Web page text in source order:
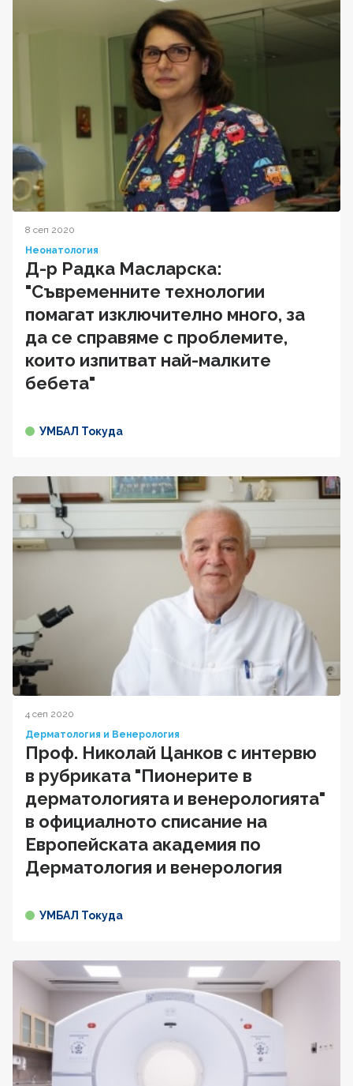
8 сеп 2020
Неонатология
Д-р Радка Масларска:
"Съвременните технологии
помагат изключително много, за
да се справяме с проблемите,
които изпитват най-малките
бебета"
УМБАЛ Токуда
4 сеп 2020
Дерматология и Венерология
Проф. Николай Цанков с интервю
в рубриката "Пионерите в
дерматологията и венерологията"
в официалното списание на
Европейската академия по
Дерматология и венерология
УМБАЛ Токуда